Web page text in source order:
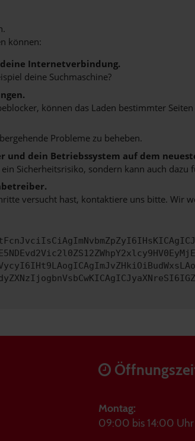
können:
Internetverbindung.
deine Suchmaschine?
können das Laden bestimmter
Probleme zu beheben.
und dein Betriebssystem auf dem
Sicherheitsrisiko, sondern kann auch
versucht hast, kontaktiere uns bitte. Wir
Montag:
09:00 bis 14:00 Uhr